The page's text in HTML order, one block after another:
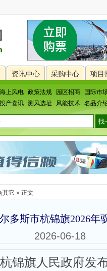
资讯中心 采购中心 项目
海上风电 政策法规 园区招商
国际市
投产喜讯 测风选址 风能技术 名品介
其它 » 正文
多斯市杭锦旗2026年
2026-06-18
锦旗人民政府发